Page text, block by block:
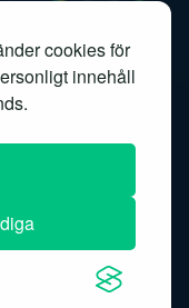
cookies för
innehåll
embedding
recognition